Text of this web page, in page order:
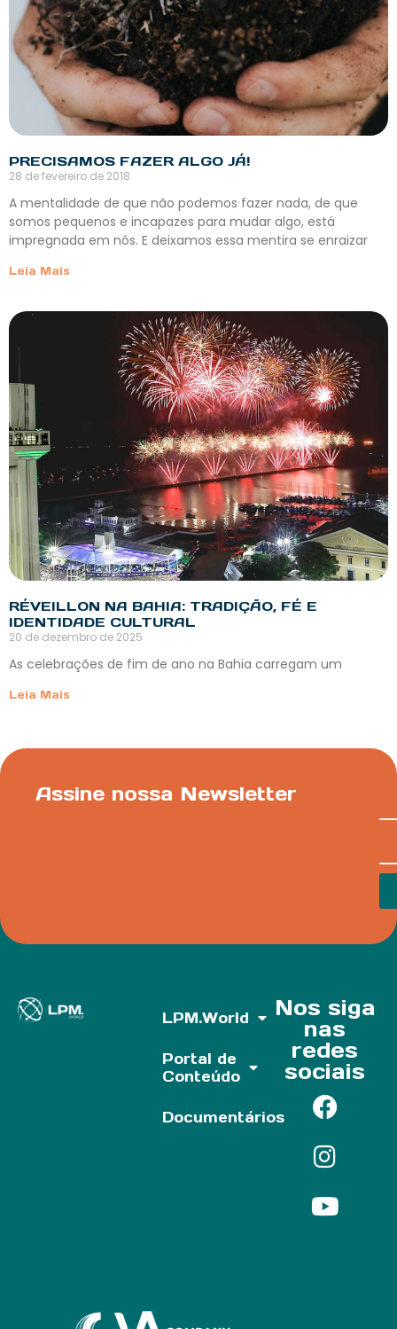
PRECISAMOS FAZER ALGO JÁ!
28 de fevereiro de 2018
A mentalidade de que não podemos fazer nada, de que
somos pequenos e incapazes para mudar algo, está
impregnada em nós. E deixamos essa mentira se enraizar
Leia Mais
RÉVEILLON NA BAHIA: TRADIÇÃO, FÉ E
IDENTIDADE CULTURAL
20 de dezembro de 2025
As celebrações de fim de ano na Bahia carregam um
Leia Mais
Assine nossa Newsletter
LPM.World
Portal de
Conteúdo
Documentários
Nos siga
nas
redes
sociais